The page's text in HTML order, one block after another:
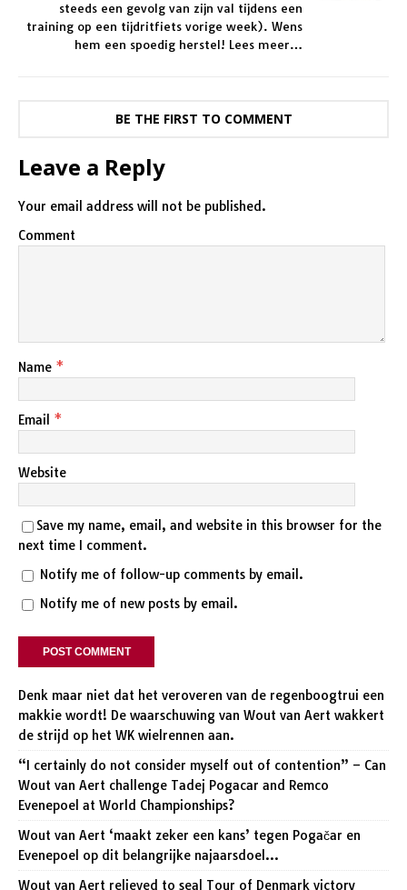
steeds een gevolg van zijn val tijdens een
training op een tijdritfiets vorige week). Wens
hem een ​​spoedig herstel! Lees meer…
BE THE FIRST TO COMMENT
Leave a Reply
Your email address will not be published.
Comment
Name *
Email *
Website
Save my name, email, and website in this browser for the
next time I comment.
Notify me of follow-up comments by email.
Notify me of new posts by email.
Denk maar niet dat het veroveren van de regenboogtrui een
makkie wordt! De waarschuwing van Wout van Aert wakkert
de strijd op het WK wielrennen aan.
“I certainly do not consider myself out of contention” – Can
Wout van Aert challenge Tadej Pogacar and Remco
Evenepoel at World Championships?
Wout van Aert ‘maakt zeker een kans’ tegen Pogačar en
Evenepoel op dit belangrijke najaarsdoel…
Wout van Aert relieved to seal Tour of Denmark victory